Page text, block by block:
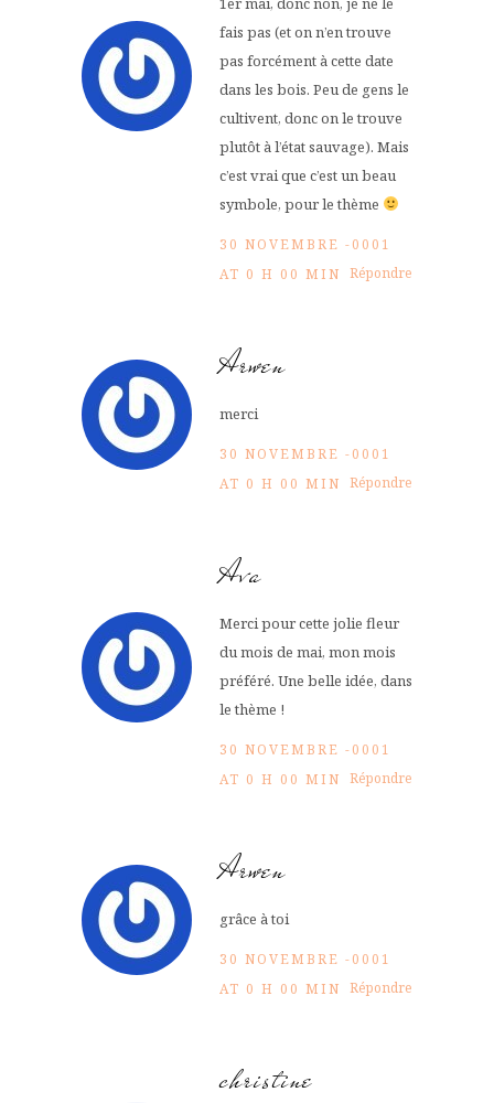
fais pas (et on n’en trouve
pas forcément à cette date
dans les bois. Peu de gens le
cultivent, donc on le trouve
plutôt à l’état sauvage). Mais
c’est vrai que c’est un beau
symbole, pour le thème
30 NOVEMBRE -0001
AT 0 H 00 MIN Répondre
Arwen
merci
30 NOVEMBRE -0001
AT 0 H 00 MIN Répondre
Ava
Merci pour cette jolie fleur
du mois de mai, mon mois
préféré. Une belle idée, dans
le thème !
30 NOVEMBRE -0001
AT 0 H 00 MIN Répondre
Arwen
grâce à toi
30 NOVEMBRE -0001
AT 0 H 00 MIN Répondre
christine